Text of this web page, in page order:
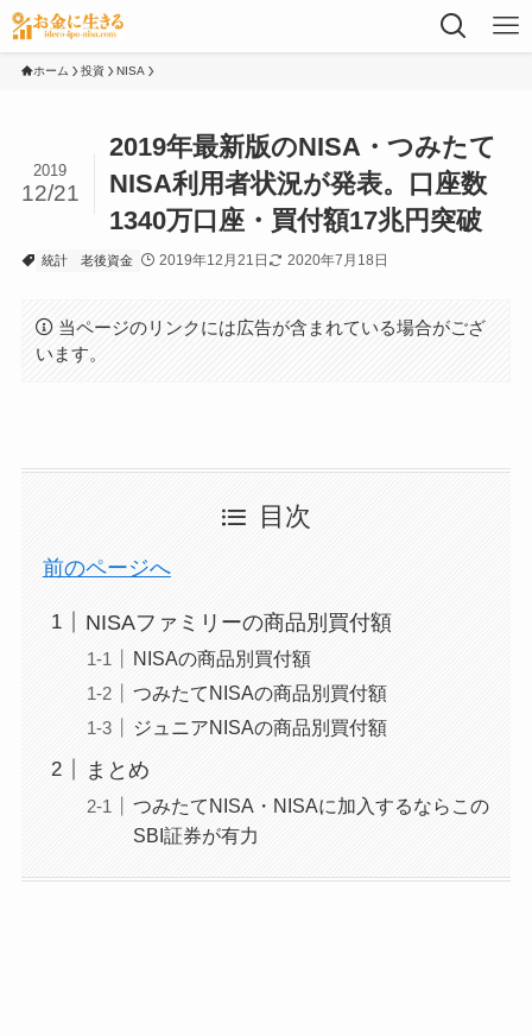
ホーム 投資 NISA
2019年最新版のNISA・つみたて
NISA利用者状況が発表。口座数
1340万口座・買付額17兆円突破
2019
12/21
統計 老後資金 2019年12月21日 2020年7月18日
当ページのリンクには広告が含まれている場合がござ
います。
目次
前のページへ
NISAファミリーの商品別買付額
NISAの商品別買付額
つみたてNISAの商品別買付額
ジュニアNISAの商品別買付額
まとめ
つみたてNISA・NISAに加入するならこの
SBI証券が有力